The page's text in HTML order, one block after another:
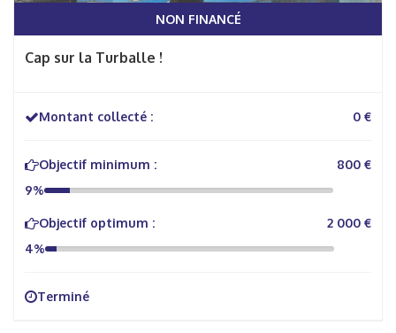
NON FINANCÉ
Cap sur la Turballe !
Montant collecté : 0 €
Objectif minimum :
800 €
9%
Objectif optimum :
2 000 €
4%
Terminé